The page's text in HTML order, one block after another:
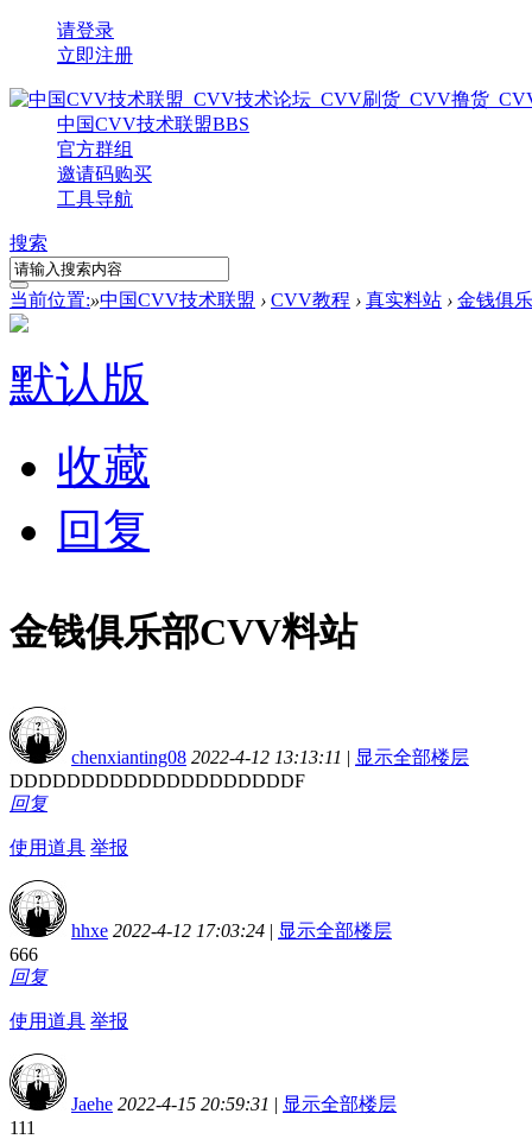
请登录
立即注册
中国CVV技术联盟BBS
官方群组
邀请码购买
工具导航
搜索
当前位置:»中国CVV技术联盟 › CVV教程 › 真实料站 › 金钱俱
默认版
收藏
回复
金钱俱乐部CVV料站
chenxianting08 2022-4-12 13:13:11 | 显示全部楼层
DDDDDDDDDDDDDDDDDDDDF
回复
使用道具 举报
hhxe 2022-4-12 17:03:24 | 显示全部楼层
666
回复
使用道具 举报
Jaehe 2022-4-15 20:59:31 | 显示全部楼层
111